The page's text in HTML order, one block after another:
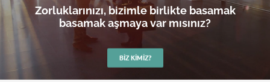
Zorluklarınızı, bizimle birlikte basamak
basamak aşmaya var mısınız?
BIZ KIMIZ?